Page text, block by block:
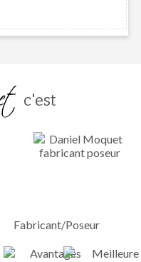
c'est
Fabricant/Poseur